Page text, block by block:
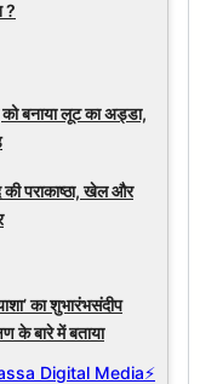
?
बनाया लूट का अड्डा,
की पराकाष्ठा, खेल और
का शुभारंभसंदीप
के बारे में बताया
Digital Media⚡